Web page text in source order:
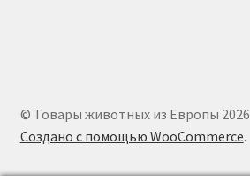
© Товары животных из Европы 2026
Создано с помощью WooCommerce.